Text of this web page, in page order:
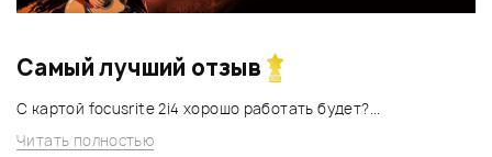
Самый лучший отзыв
С картой focusrite 2i4 хорошо работать будет?...
Читать полностью